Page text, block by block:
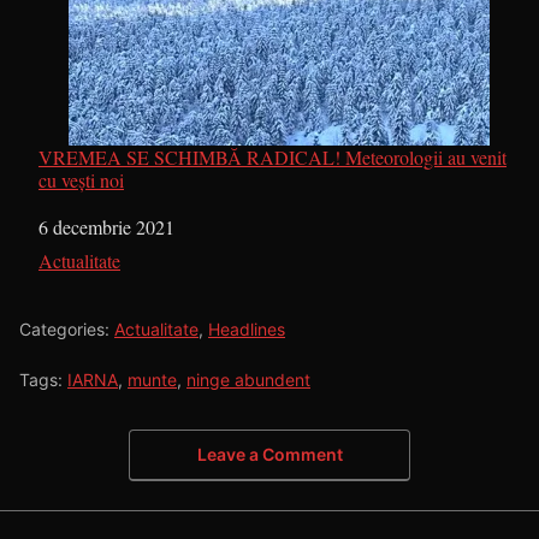
VREMEA SE SCHIMBĂ RADICAL! Meteorologii au venit
cu vești noi
Dată
6 decembrie 2021
În legătură cu
Actualitate
Categories: Actualitate, Headlines
Tags: IARNA, munte, ninge abundent
Leave a Comment